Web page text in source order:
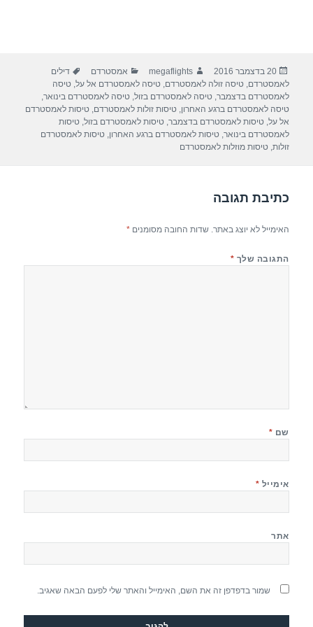
פורסם
בתאריך
20 בדצמבר 2016 מחבר
megaflights קטגוריות
אמסטרדם תגיות
דילים
לאמסטרדם,טיסה זולה לאמסטרדם,טיסה לאמסטרדם אל על,טיסה
לאמסטרדם בדצמבר,טיסה לאמסטרדם בזול,טיסה לאמסטרדם בינואר,
טיסה לאמסטרדם ברגע האחרון,טיסות זולות לאמסטרדם,טיסות לאמסטרדם
אל על,טיסות לאמסטרדם בדצמבר,טיסות לאמסטרדם בזול,טיסות
לאמסטרדם בינואר,טיסות לאמסטרדם ברגע האחרון,טיסות לאמסטרדם
זולות,טיסות מוזלות לאמסטרדם
כתיבת תגובה
האימייל לא יוצג באתר. שדות החובה מסומנים*
התגובה שלך *
שם *
אימייל *
אתר
שמור בדפדפן זה את השם, האימייל והאתר שלי לפעם הבאה שאגיב.